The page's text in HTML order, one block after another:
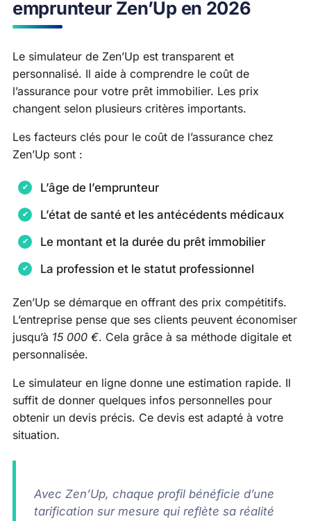
emprunteur Zen’Up en 2026
Le simulateur de Zen’Up est transparent et
personnalisé. Il aide à comprendre le coût de
l’assurance pour votre prêt immobilier. Les prix
changent selon plusieurs critères importants.
Les facteurs clés pour le coût de l’assurance chez
Zen’Up sont :
L’âge de l’emprunteur
L’état de santé et les antécédents médicaux
Le montant et la durée du prêt immobilier
La profession et le statut professionnel
Zen’Up se démarque en offrant des prix compétitifs.
L’entreprise pense que ses clients peuvent économiser
jusqu’à 15 000 €. Cela grâce à sa méthode digitale et
personnalisée.
Le simulateur en ligne donne une estimation rapide. Il
suffit de donner quelques infos personnelles pour
obtenir un devis précis. Ce devis est adapté à votre
situation.
Avec Zen’Up, chaque profil bénéficie d’une
tarification sur mesure qui reflète sa réalité